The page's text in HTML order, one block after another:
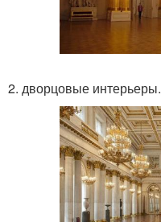
2. дворцовые интерьеры.